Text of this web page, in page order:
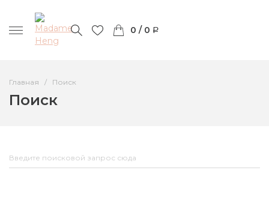
0 / 0
Главная Поиск
Поиск